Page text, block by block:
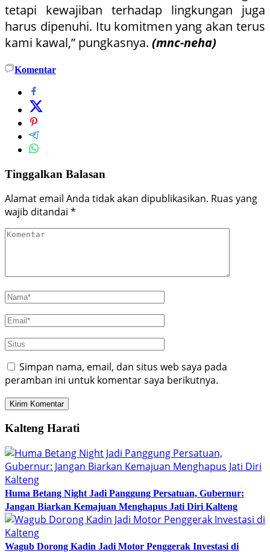
tetapi kewajiban terhadap lingkungan juga
harus dipenuhi. Itu komitmen yang akan terus
kami kawal,” pungkasnya. (mnc-neha)
Komentar
Tinggalkan Balasan
Alamat email Anda tidak akan dipublikasikan. Ruas yang
wajib ditandai *
Simpan nama, email, dan situs web saya pada
peramban ini untuk komentar saya berikutnya.
Kalteng Harati
Huma Betang Night Jadi Panggung Persatuan, Gubernur:
Jangan Biarkan Kemajuan Menghapus Jati Diri Kalteng
Wagub Dorong Kadin Jadi Motor Penggerak Investasi di